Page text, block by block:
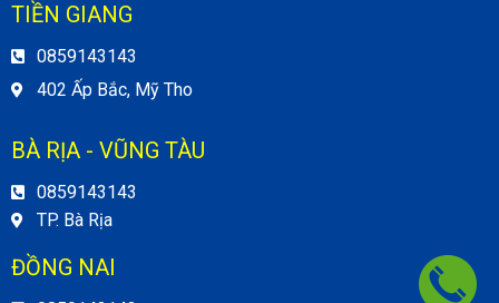
TIỀN GIANG
0859143143
402 Ấp Bắc, Mỹ Tho
BÀ RỊA - VŨNG TÀU
0859143143
TP. Bà Rịa
ĐỒNG NAI